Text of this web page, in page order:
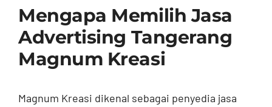
Mengapa Memilih Jasa
Advertising Tangerang
Magnum Kreasi
Magnum Kreasi dikenal sebagai penyedia jasa